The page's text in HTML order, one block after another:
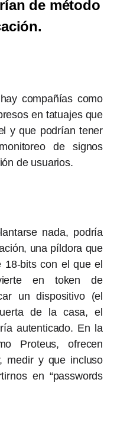
de método
compañías como
en tatuajes que
y que podrían tener
de signos
de usuarios.
nada, podría
una píldora que
18-bits con el que el
en token de
un dispositivo (el
de la casa, el
autenticado. En la
Proteus, ofrecen
medir y que incluso
en “passwords